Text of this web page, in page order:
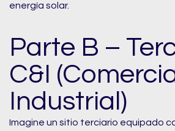
energía solar.
Parte B –
C&I
Industrial)
Imagine un sitio terciario equipado